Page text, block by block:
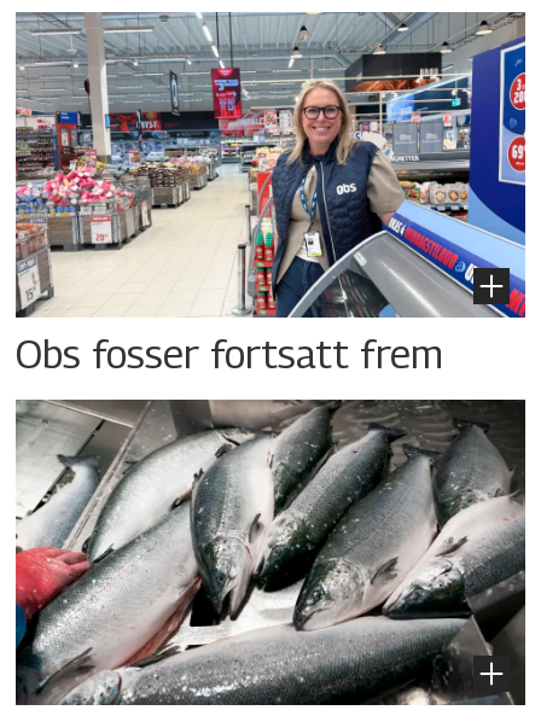
Obs fosser fortsatt frem